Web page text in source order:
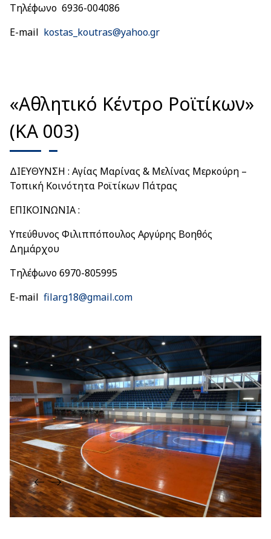
Τηλέφωνο 6936-004086
E-mail kostas_koutras@yahoo.gr
«Αθλητικό Κέντρο Ροϊτίκων»
(ΚΑ 003)
ΔΙΕΥΘΥΝΣΗ : Αγίας Μαρίνας & Μελίνας Μερκούρη –
Τοπική Κοινότητα Ροϊτίκων Πάτρας
ΕΠΙΚΟΙΝΩΝΙΑ :
Υπεύθυνος Φιλιππόπουλος Αργύρης Βοηθός
Δημάρχου
Τηλέφωνο 6970-805995
E-mail filarg18@gmail.com